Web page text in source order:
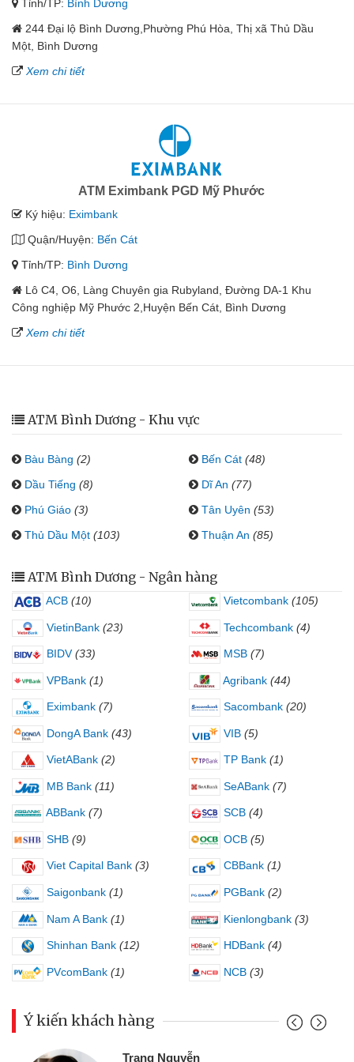
Tỉnh/TP: Bình Dương
244 Đại lộ Bình Dương,Phường Phú Hòa, Thị xã Thủ Dầu
Một, Bình Dương
Xem chi tiết
ATM Eximbank PGD Mỹ Phước
Ký hiệu: Eximbank
Quận/Huyện: Bến Cát
Tỉnh/TP: Bình Dương
Lô C4, O6, Làng Chuyên gia Rubyland, Đường DA-1 Khu
Công nghiệp Mỹ Phước 2,Huyện Bến Cát, Bình Dương
Xem chi tiết
ATM Bình Dương - Khu vực
Bàu Bàng (2) Bến Cát (48)
Dầu Tiếng (8) Dĩ An (77)
Phú Giáo (3) Tân Uyên (53)
Thủ Dầu Một (103) Thuận An (85)
ATM Bình Dương - Ngân hàng
ACB (10) Vietcombank (105)
VietinBank (23) Techcombank (4)
BIDV (33) MSB (7)
VPBank (1) Agribank (44)
Eximbank (7) Sacombank (20)
DongA Bank (43) VIB (5)
VietABank (2) TP Bank (1)
MB Bank (11) SeABank (7)
ABBank (7) SCB (4)
SHB (9) OCB (5)
Viet Capital Bank (3) CBBank (1)
Saigonbank (1) PGBank (2)
Nam A Bank (1) Kienlongbank (3)
Shinhan Bank (12) HDBank (4)
PVcomBank (1) NCB (3)
Ý kiến khách hàng
Đoàn Hữu Cảnh